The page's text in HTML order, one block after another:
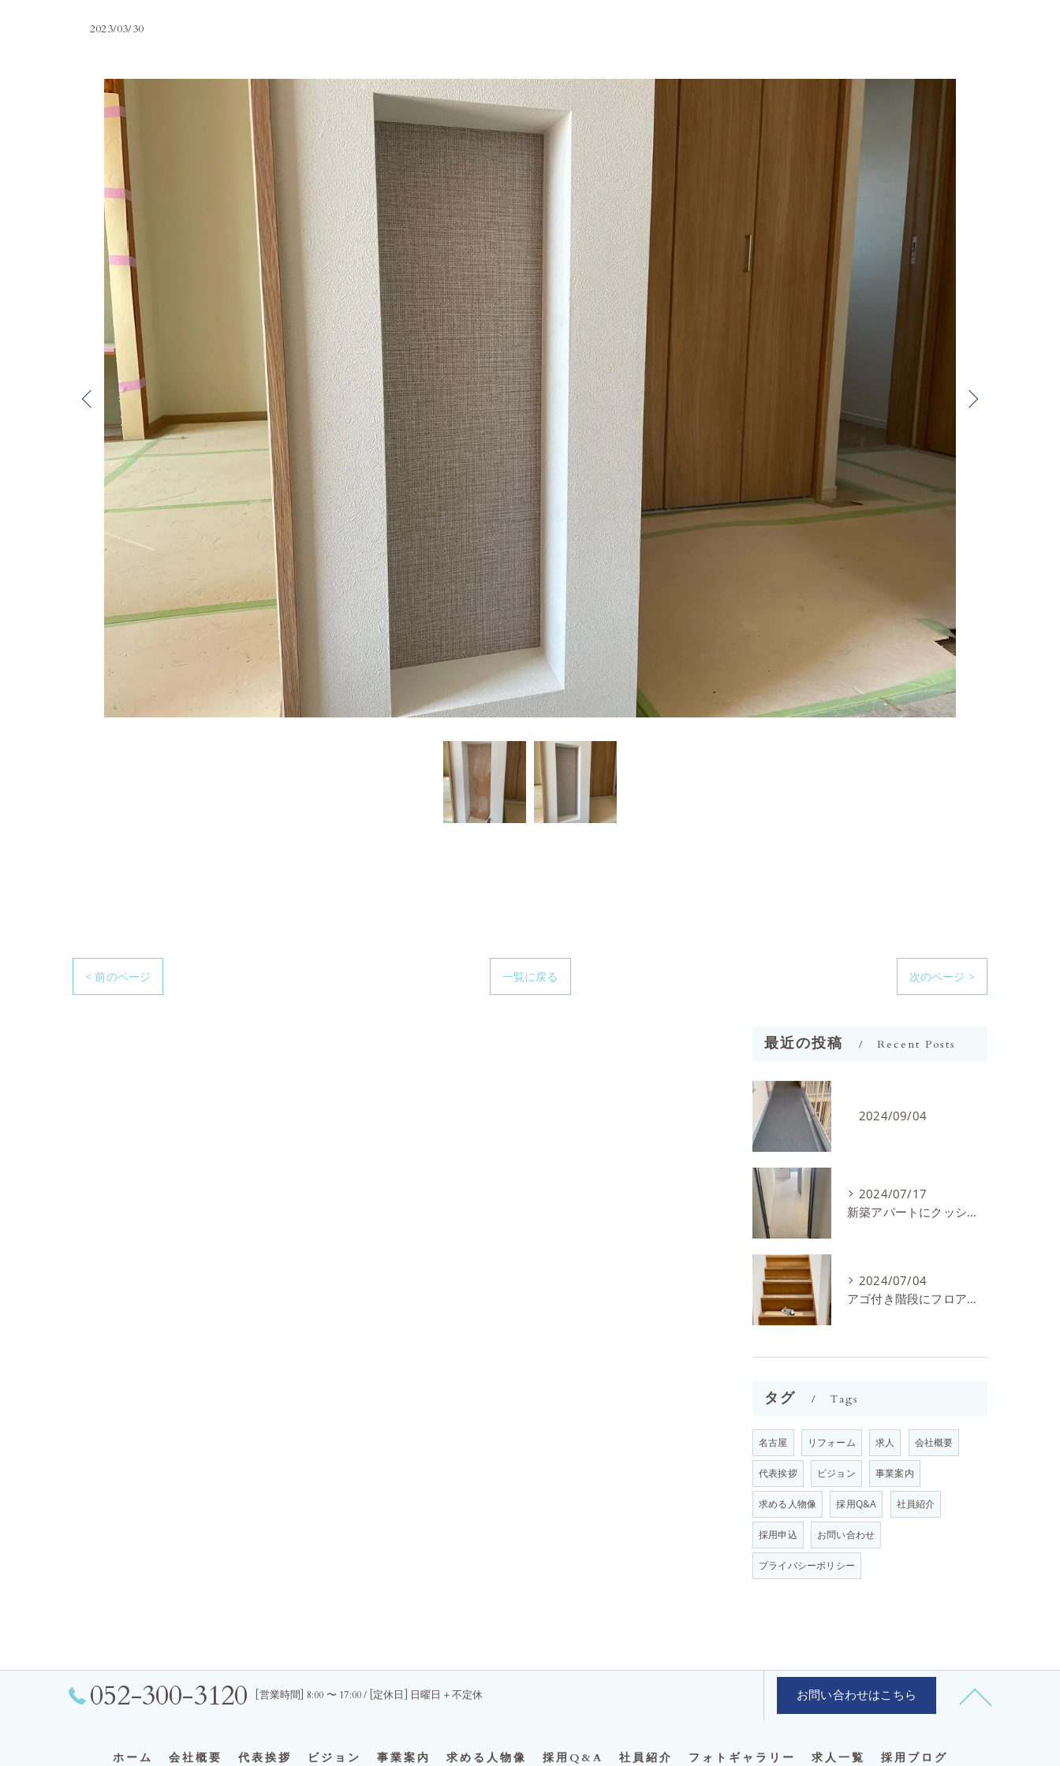
2023/03/30
< 前のページ 一覧に戻る 次のページ >
最近の投稿 Recent Posts
2024/09/04
2024/07/17
新築アパートにクッションフロアを施工しました。
2024/07/04
アゴ付き階段にフロアタイルとノンスリップを施工しました。
タグ Tags
名古屋 リフォーム 求人 会社概要
代表挨拶 ビジョン 事業案内
求める人物像 採用Q&A 社員紹介
採用申込 お問い合わせ
プライバシーポリシー
052-300-3120 [営業時間] 8:00 〜 17:00 / [定休日] 日曜日＋不定休 お問い合わせはこちら
ホーム 会社概要 代表挨拶 ビジョン 事業案内 求める人物像 採用Q&A 社員紹介 フォトギャラリー 求人一覧 採用ブログ